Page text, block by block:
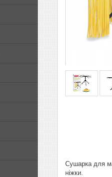
Сушарка для
ніжки.